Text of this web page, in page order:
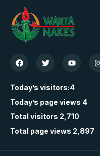
Today’s visitors:4
Today’s page views 4
Total visitors 2,710
Total page views 2,897